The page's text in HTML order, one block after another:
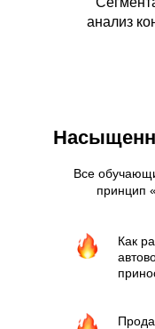
анализ
Все
принцип
Как